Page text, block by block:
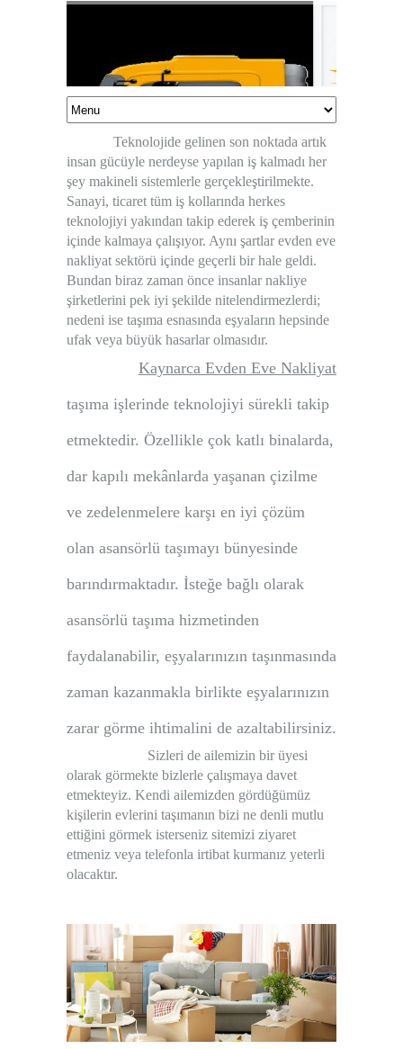
Teknolojide gelinen son noktada artık
insan gücüyle nerdeyse yapılan iş kalmadı her
şey makineli sistemlerle gerçekleştirilmekte.
Sanayi, ticaret tüm iş kollarında herkes
teknolojiyi yakından takip ederek iş çemberinin
içinde kalmaya çalışıyor. Aynı şartlar evden eve
nakliyat sektörü içinde geçerli bir hale geldi.
Bundan biraz zaman önce insanlar nakliye
şirketlerini pek iyi şekilde nitelendirmezlerdi;
nedeni ise taşıma esnasında eşyaların hepsinde
ufak veya büyük hasarlar olmasıdır.
Kaynarca Evden Eve Nakliyat
taşıma işlerinde teknolojiyi sürekli takip
etmektedir. Özellikle çok katlı binalarda,
dar kapılı mekânlarda yaşanan çizilme
ve zedelenmelere karşı en iyi çözüm
olan asansörlü taşımayı bünyesinde
barındırmaktadır. İsteğe bağlı olarak
asansörlü taşıma hizmetinden
faydalanabilir, eşyalarınızın taşınmasında
zaman kazanmakla birlikte eşyalarınızın
zarar görme ihtimalini de azaltabilirsiniz.
Sizleri de ailemizin bir üyesi
olarak görmekte bizlerle çalışmaya davet
etmekteyiz. Kendi ailemizden gördüğümüz
kişilerin evlerini taşımanın bizi ne denli mutlu
ettiğini görmek isterseniz sitemizi ziyaret
etmeniz veya telefonla irtibat kurmanız yeterli
olacaktır.